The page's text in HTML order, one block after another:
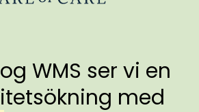
WMS ser vi en
med